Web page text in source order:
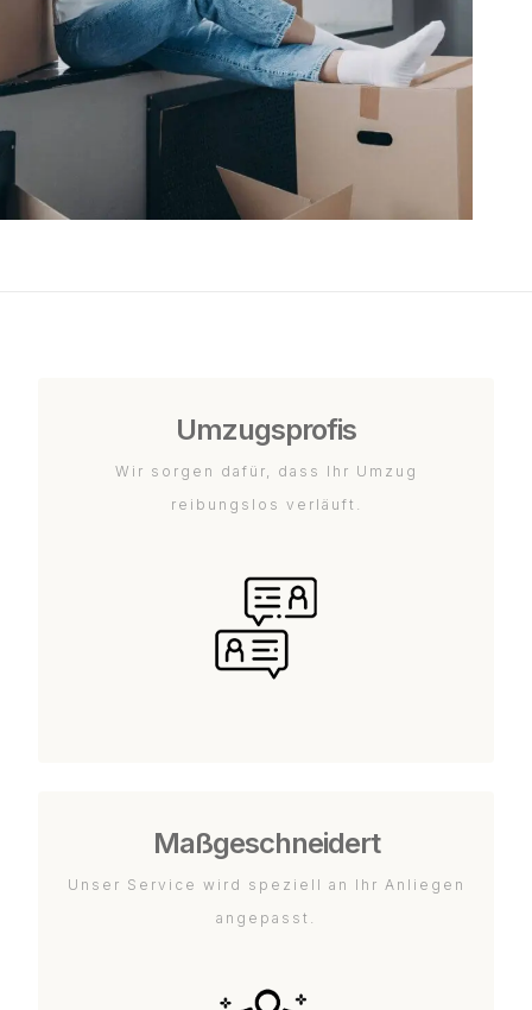
Umzugsprofis
Wir sorgen dafür, dass Ihr Umzug
reibungslos verläuft.
Maßgeschneidert
Unser Service wird speziell an Ihr Anliegen
angepasst.